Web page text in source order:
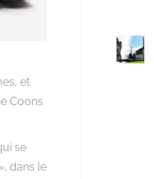
et
Coons
se
dans le